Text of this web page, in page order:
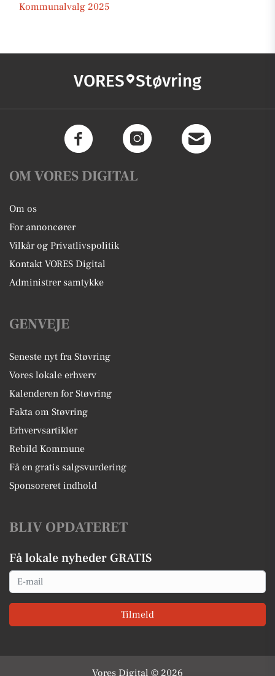
Kommunalvalg 2025
VORES Støvring
OM VORES DIGITAL
Om os
For annoncører
Vilkår og Privatlivspolitik
Kontakt VORES Digital
Administrer samtykke
GENVEJE
Seneste nyt fra Støvring
Vores lokale erhverv
Kalenderen for Støvring
Fakta om Støvring
Erhvervsartikler
Rebild Kommune
Få en gratis salgsvurdering
Sponsoreret indhold
BLIV OPDATERET
Få lokale nyheder GRATIS
Email
Tilmeld
Vores Digital © 2026